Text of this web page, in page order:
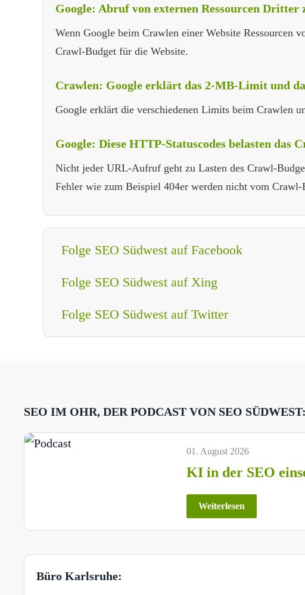
Google: Abruf von externen Ressourcen
Wenn Google beim Crawlen einer Website Ressourcen
Crawl-Budget für die Website.
Crawlen: Google erklärt das 2-MB-Limit und
Google erklärt die verschiedenen Limits beim Crawlen
Google: Diese HTTP-Statuscodes belasten das
Nicht jeder URL-Aufruf geht zu Lasten des Crawl-
Fehler wie zum Beispiel 404er werden nicht vom Crawl-
Folge SEO Südwest auf Facebook
Folge SEO Südwest auf Xing
Folge SEO Südwest auf Twitter
SEO IM OHR, DER PODCAST VON SEO
01. August 2026
KI in der SEO
Weiterlesen
Büro Karlsruhe: